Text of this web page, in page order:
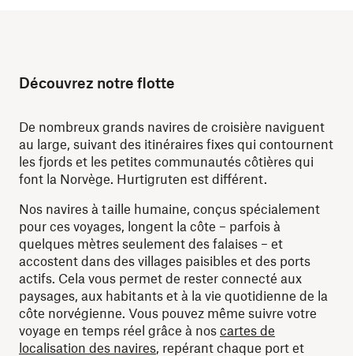
Découvrez notre flotte
De nombreux grands navires de croisière naviguent
au large, suivant des itinéraires fixes qui contournent
les fjords et les petites communautés côtières qui
font la Norvège. Hurtigruten est différent.
Nos navires à taille humaine, conçus spécialement
pour ces voyages, longent la côte – parfois à
quelques mètres seulement des falaises – et
accostent dans des villages paisibles et des ports
actifs. Cela vous permet de rester connecté aux
paysages, aux habitants et à la vie quotidienne de la
côte norvégienne. Vous pouvez même suivre votre
voyage en temps réel grâce à nos cartes de
localisation des navires, repérant chaque port et